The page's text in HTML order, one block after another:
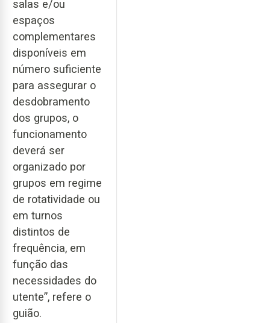
salas e/ou
espaços
complementares
disponíveis em
número suficiente
para assegurar o
desdobramento
dos grupos, o
funcionamento
deverá ser
organizado por
grupos em regime
de rotatividade ou
em turnos
distintos de
frequência, em
função das
necessidades do
utente”, refere o
guião.